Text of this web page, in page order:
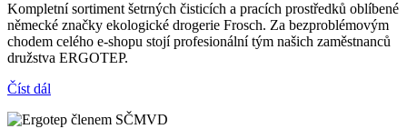
Kompletní sortiment šetrných čisticích a pracích prostředků oblíbené
německé značky ekologické drogerie Frosch. Za bezproblémovým
chodem celého e-shopu stojí profesionální tým našich zaměstnanců
družstva ERGOTEP.
Číst dál